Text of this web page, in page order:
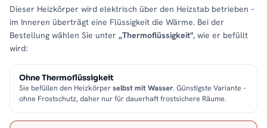
Dieser Heizkörper wird elektrisch über den Heizstab betrieben –
im Inneren überträgt eine Flüssigkeit die Wärme. Bei der
Bestellung wählen Sie unter „Thermoflüssigkeit", wie er befüllt
wird:
Ohne Thermoflüssigkeit
Sie befüllen den Heizkörperselbst mit Wasser. Günstigste Variante –
ohne Frostschutz, daher nur für dauerhaft frostsichere Räume.